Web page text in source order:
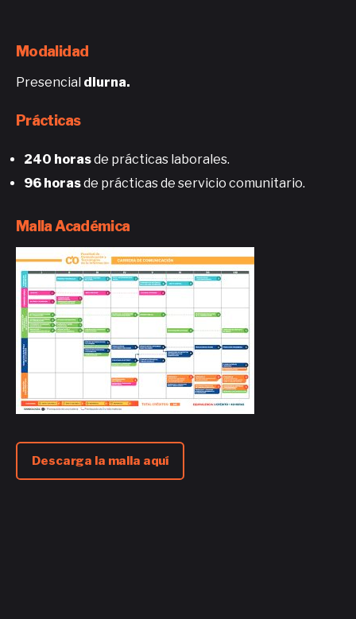
Modalidad
Presencial diurna.
Prácticas
240 horasde prácticas laborales.
96 horasde prácticas de servicio comunitario.
Malla Académica
Descarga la malla aquí